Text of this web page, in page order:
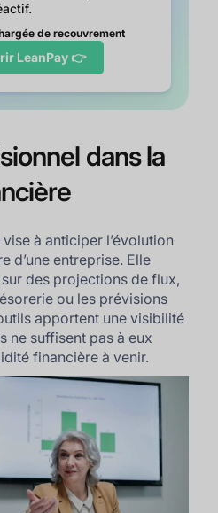
de recouvrement
LeanPay 👉
dans la
à anticiper l’évolution
d’une entreprise. Elle
des projections de flux,
ou les prévisions
apportent une visibilité
ne suffisent pas à eux
financière à venir.